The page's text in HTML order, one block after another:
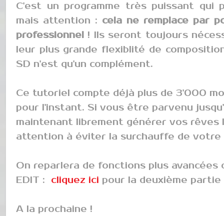
C'est un programme très puissant qui
mais attention : cela ne remplace par
professionnel ! Ils seront toujours
leur plus grande flexiblité de
SD n'est qu'un complément.
Ce tutoriel compte déjà plus de 3'000
pour l'instant. Si vous être parvenu
maintenant librement générer vos
attention à éviter la surchauffe de votre
On reparlera de fonctions plus avancées
EDIT : cliquez ici pour la deuxième partie
A la prochaine !